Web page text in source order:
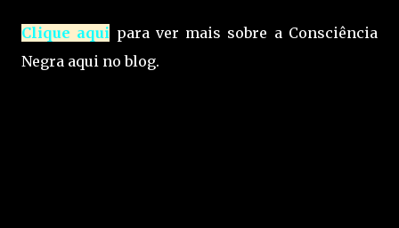
Clique aqui para ver mais sobre a Consciência
Negra aqui no blog.